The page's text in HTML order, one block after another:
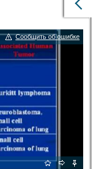
Сообщить об ошибке